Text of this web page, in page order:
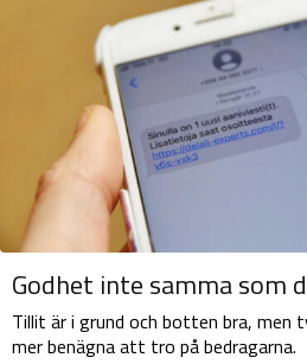
Godhet inte samma som
Tillit är i grund och botten bra, men
mer benägna att tro på bedragarna.